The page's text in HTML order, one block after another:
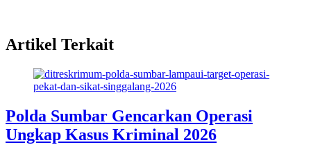
Artikel Terkait
Polda Sumbar Gencarkan Operasi
Ungkap Kasus Kriminal 2026